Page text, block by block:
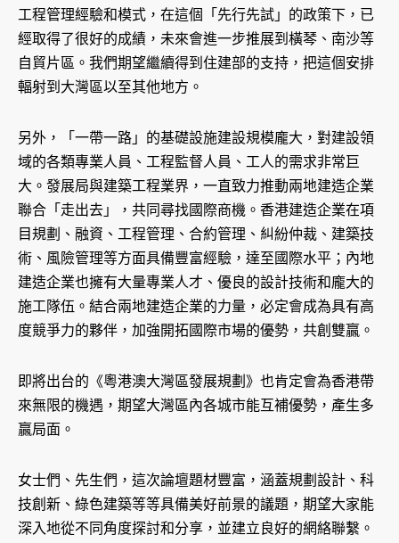
工程管理經驗和模式，在這個「先行先試」的政策下，已
經取得了很好的成績，未來會進一步推展到橫琴、南沙等
自貿片區。我們期望繼續得到住建部的支持，把這個安排
輻射到大灣區以至其他地方。
另外，「一帶一路」的基礎設施建設規模龐大，對建設領
域的各類專業人員、工程監督人員、工人的需求非常巨
大。發展局與建築工程業界，一直致力推動兩地建造企業
聯合「走出去」，共同尋找國際商機。香港建造企業在項
目規劃、融資、工程管理、合約管理、糾紛仲裁、建築技
術、風險管理等方面具備豐富經驗，達至國際水平；內地
建造企業也擁有大量專業人才、優良的設計技術和龐大的
施工隊伍。結合兩地建造企業的力量，必定會成為具有高
度競爭力的夥伴，加強開拓國際市場的優勢，共創雙贏。
即將出台的《粵港澳大灣區發展規劃》也肯定會為香港帶
來無限的機遇，期望大灣區內各城市能互補優勢，產生多
贏局面。
女士們、先生們，這次論壇題材豐富，涵蓋規劃設計、科
技創新、綠色建築等等具備美好前景的議題，期望大家能
深入地從不同角度探討和分享，並建立良好的網絡聯繫。